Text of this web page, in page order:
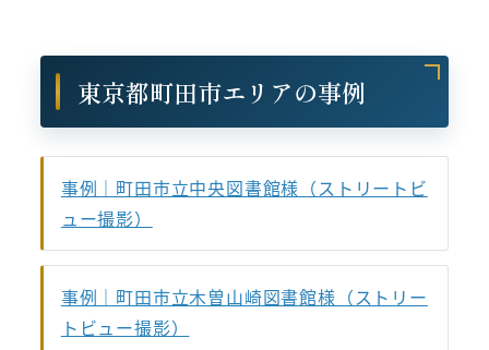
東京都町田市エリアの事例
事例｜町田市立中央図書館様（ストリートビ
ュー撮影）
事例｜町田市立木曽山崎図書館様（ストリー
トビュー撮影）